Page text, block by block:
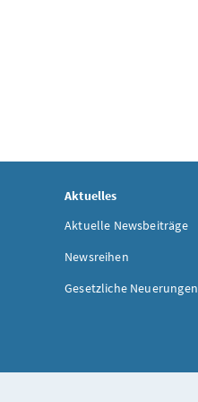
Aktuelles
Aktuelle Newsbeiträge
Newsreihen
Gesetzliche Neuerungen